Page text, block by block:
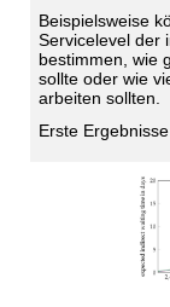
Beispielsweise
Servicelevel der
bestimmen, wie
sollte oder wie
arbeiten sollten.
Erste